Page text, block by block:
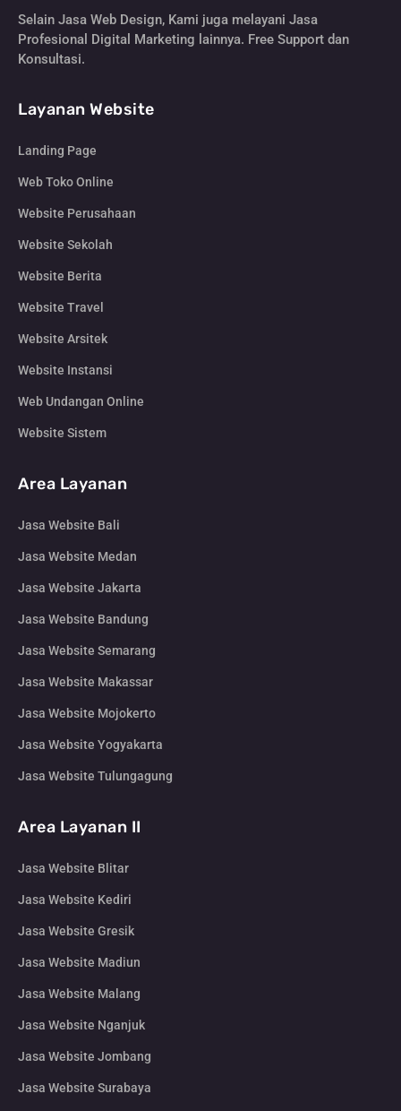
Selain Jasa Web Design, Kami juga melayani Jasa
Profesional Digital Marketing lainnya. Free Support dan
Konsultasi.
Layanan Website
Landing Page
Web Toko Online
Website Perusahaan
Website Sekolah
Website Berita
Website Travel
Website Arsitek
Website Instansi
Web Undangan Online
Website Sistem
Area Layanan
Jasa Website Bali
Jasa Website Medan
Jasa Website Jakarta
Jasa Website Bandung
Jasa Website Semarang
Jasa Website Makassar
Jasa Website Mojokerto
Jasa Website Yogyakarta
Jasa Website Tulungagung
Area Layanan II
Jasa Website Blitar
Jasa Website Kediri
Jasa Website Gresik
Jasa Website Madiun
Jasa Website Malang
Jasa Website Nganjuk
Jasa Website Jombang
Jasa Website Surabaya